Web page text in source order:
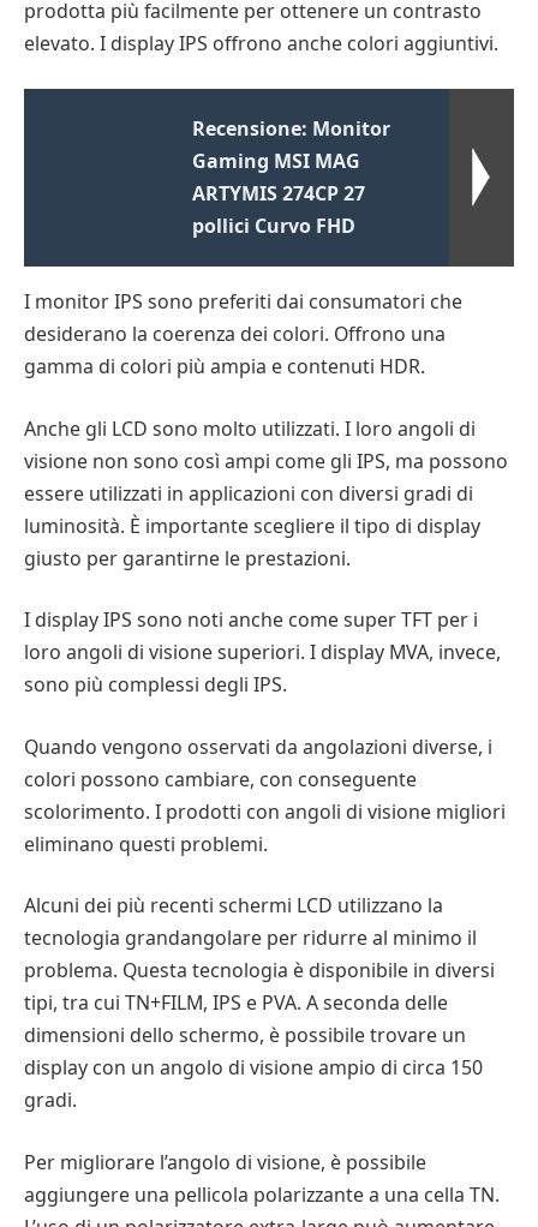
prodotta più facilmente per ottenere un contrasto
elevato. I display IPS offrono anche colori aggiuntivi.
Recensione: Monitor
Gaming MSI MAG
ARTYMIS 274CP 27
pollici Curvo FHD
I monitor IPS sono preferiti dai consumatori che
desiderano la coerenza dei colori. Offrono una
gamma di colori più ampia e contenuti HDR.
Anche gli LCD sono molto utilizzati. I loro angoli di
visione non sono così ampi come gli IPS, ma possono
essere utilizzati in applicazioni con diversi gradi di
luminosità. È importante scegliere il tipo di display
giusto per garantirne le prestazioni.
I display IPS sono noti anche come super TFT per i
loro angoli di visione superiori. I display MVA, invece,
sono più complessi degli IPS.
Quando vengono osservati da angolazioni diverse, i
colori possono cambiare, con conseguente
scolorimento. I prodotti con angoli di visione migliori
eliminano questi problemi.
Alcuni dei più recenti schermi LCD utilizzano la
tecnologia grandangolare per ridurre al minimo il
problema. Questa tecnologia è disponibile in diversi
tipi, tra cui TN+FILM, IPS e PVA. A seconda delle
dimensioni dello schermo, è possibile trovare un
display con un angolo di visione ampio di circa 150
gradi.
Per migliorare l’angolo di visione, è possibile
aggiungere una pellicola polarizzante a una cella TN.